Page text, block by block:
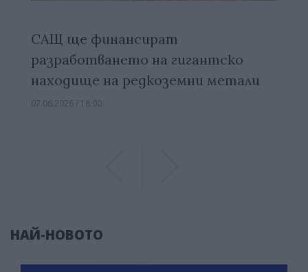
САЩ ще финансират
разработването на гигантско
находище на редкоземни метали
07.06.2026 / 18:00
НАЙ-НОВОТО